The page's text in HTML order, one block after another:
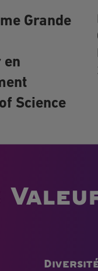
Grande
en
Science